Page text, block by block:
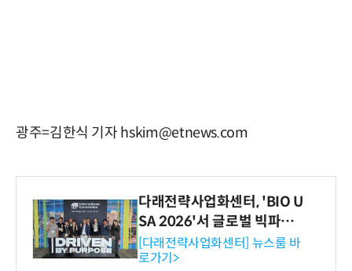
광주=김한식 기자 hskim@etnews.com
다래전략사업화센터, 'BIO U
SA 2026'서 글로벌 빅파마
와의 비즈니스 미팅 지원…K
-바이오 해외 진출 교두보 확
[다래전략사업화센터] 뉴스룸 바
로가기>